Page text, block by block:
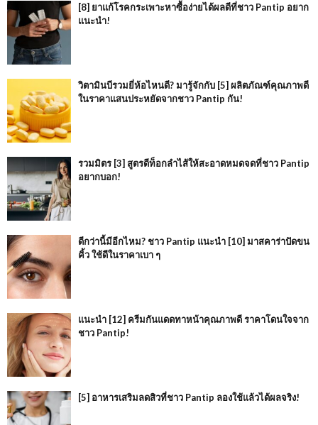
[8] ยาแก้โรคกระเพาะหาซื้อง่ายได้ผลดีที่ชาว Pantip อยาก
แนะนำ!
วิตามินบีรวมยี่ห้อไหนดี? มารู้จักกับ [5] ผลิตภัณฑ์คุณภาพดี
ในราคาแสนประหยัดจากชาว Pantip กัน!
รวมมิตร [3] สูตรดีท็อกลำไส้ให้สะอาดหมดจดที่ชาว Pantip
อยากบอก!
ดีกว่านี้มีอีกไหม? ชาว Pantip แนะนำ [10] มาสคาร่าปัดขน
คิ้ว ใช้ดีในราคาเบา ๆ
แนะนำ [12] ครีมกันแดดทาหน้าคุณภาพดี ราคาโดนใจจาก
ชาว Pantip!
[5] อาหารเสริมลดสิวที่ชาว Pantip ลองใช้แล้วได้ผลจริง!